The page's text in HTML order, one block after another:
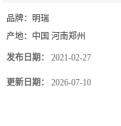
品牌： 明瑞
产地： 中国 河南郑州
发布日期： 2021-02-27
更新日期： 2026-07-10